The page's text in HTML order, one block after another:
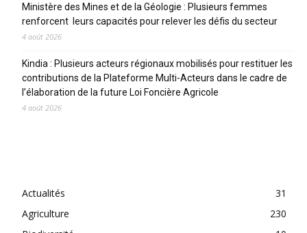
Ministère des Mines et de la Géologie : Plusieurs femmes
renforcent leurs capacités pour relever les défis du secteur
4 août 2026
Kindia : Plusieurs acteurs régionaux mobilisés pour restituer les
contributions de la Plateforme Multi-Acteurs dans le cadre de
l’élaboration de la future Loi Foncière Agricole
4 août 2026
Actualités
31
Agriculture
230